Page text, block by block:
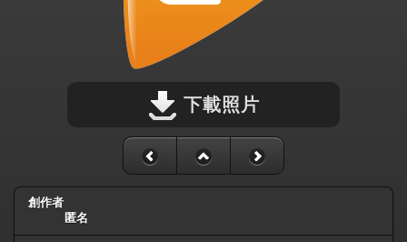
下載照片
創作者
匿名